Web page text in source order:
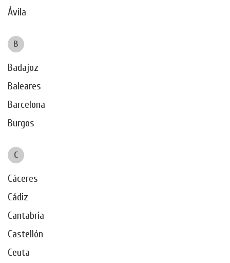
Ávila
B
Badajoz
Baleares
Barcelona
Burgos
C
Cáceres
Cádiz
Cantabria
Castellón
Ceuta